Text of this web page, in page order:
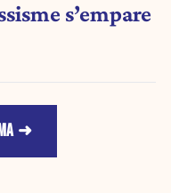
s’empare